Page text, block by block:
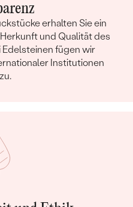
erhalten Sie ein
und Qualität des
fügen wir
Institutionen